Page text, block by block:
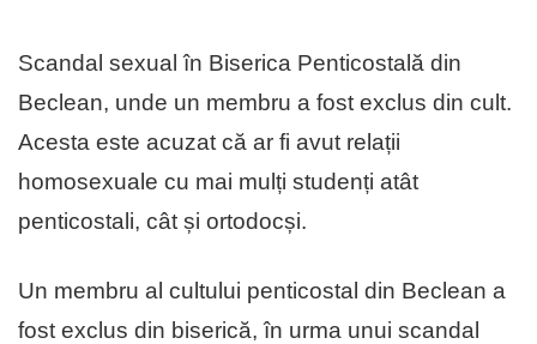
Scandal sexual în Biserica Penticostală din
Beclean, unde un membru a fost exclus din cult.
Acesta este acuzat că ar fi avut relații
homosexuale cu mai mulți studenți atât
penticostali, cât și ortodocși.
Un membru al cultului penticostal din Beclean a
fost exclus din biserică, în urma unui scandal